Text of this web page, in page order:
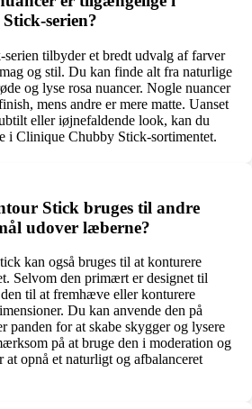
serien?
tilbyder et bredt udvalg af farver
og stil. Du kan finde alt fra naturlige
og lyse rosa nuancer. Nogle nuancer
mens andre er mere matte. Uanset
eller iøjnefaldende look, kan du
i Clinique Chubby Stick-sortimentet.
Stick bruges til andre
udover læberne?
kan også bruges til at konturere
Selvom den primært er designet til
til at fremhæve eller konturere
Du kan anvende den på
panden for at skabe skygger og lysere
på at bruge den i moderation og
opnå et naturligt og afbalanceret